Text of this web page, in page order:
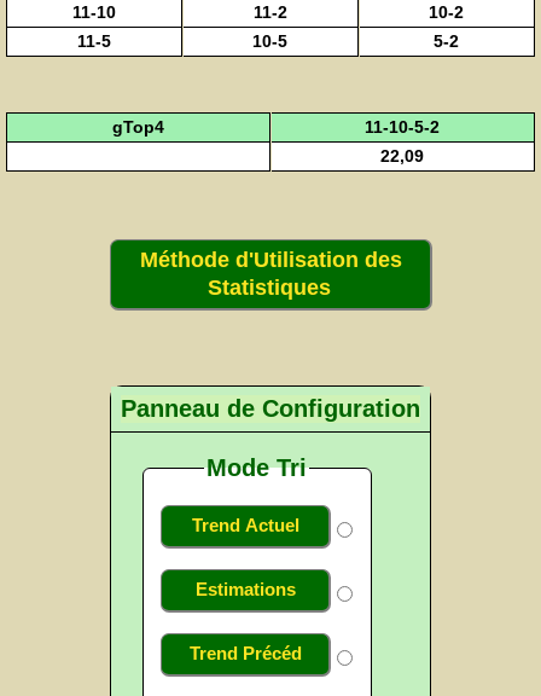
11-10
11-2
10-2
11-5
10-5 5-2
gTop4
11-10-5-2
22,09
Méthode d'Utilisation des
Statistiques
Panneau de Configuration
Mode Tri
Trend Actuel
Estimations
Trend Précéd